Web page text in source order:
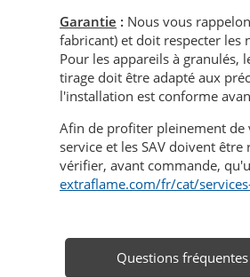
Garantie : Nous vous
fabricant) et doit respecter les
Pour les appareils à granulés,
tirage doit être adapté aux
l'installation est conforme
Afin de profiter pleinement de
service et les SAV doivent
vérifier, avant commande,
extraflame.com/fr/cat/
Questions fréquentes